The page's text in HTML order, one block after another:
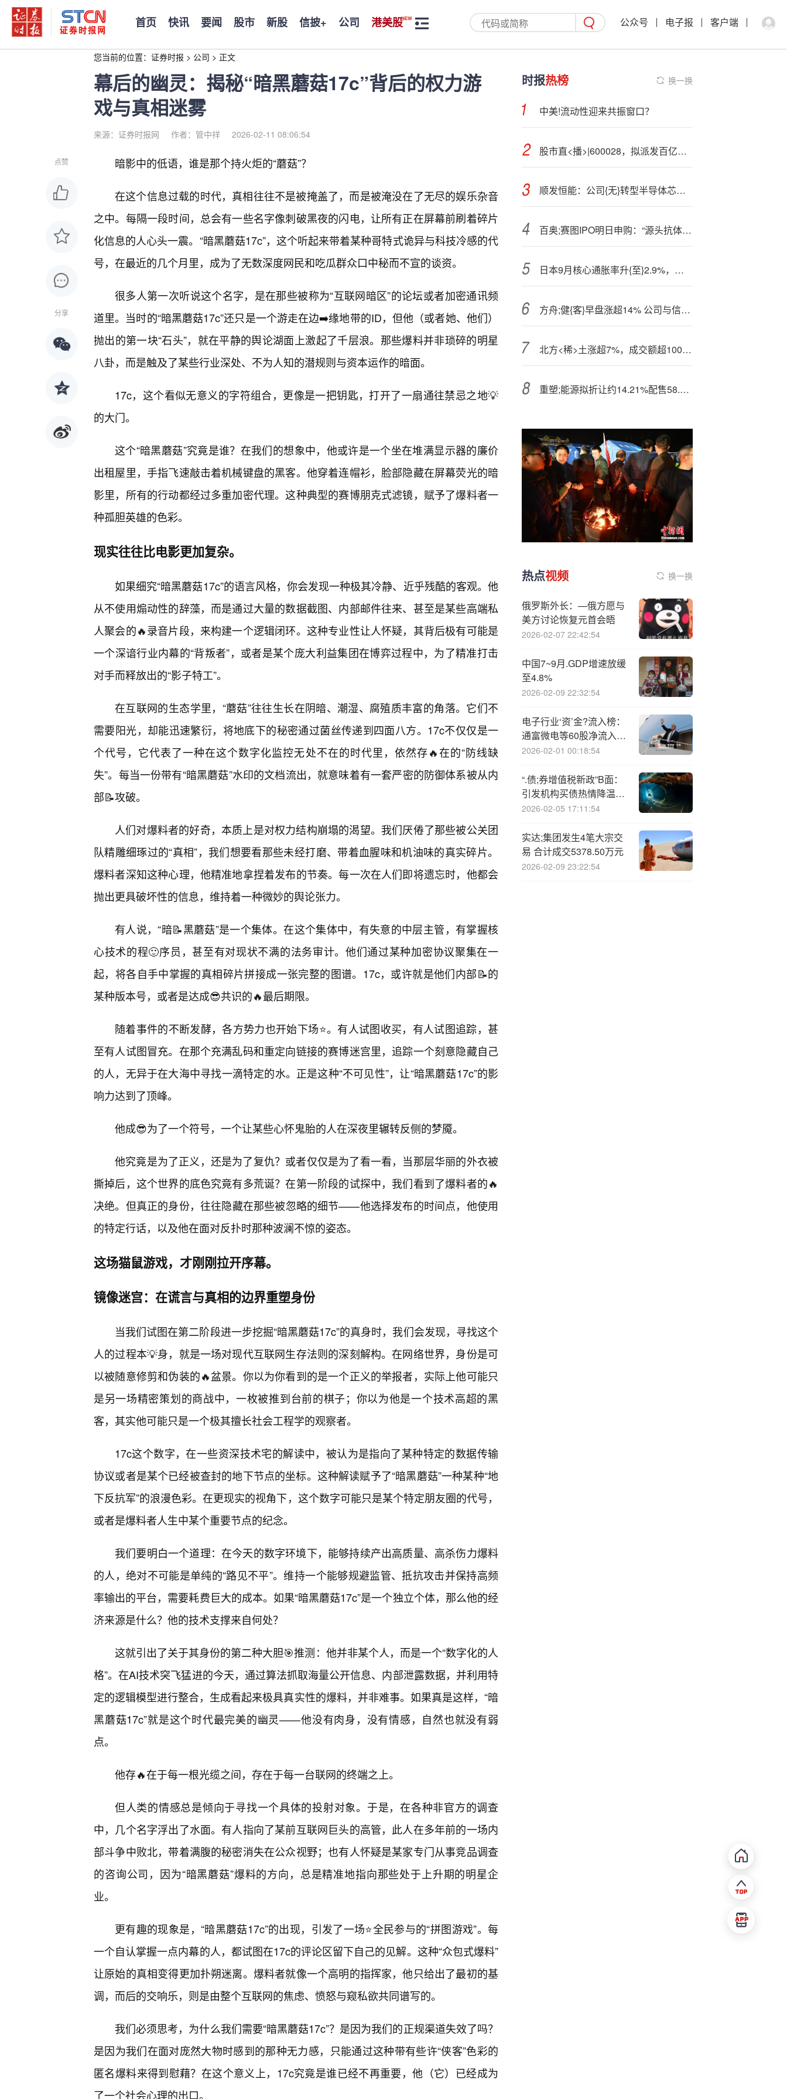
首页 快讯 要闻 股市 新股 信披+ 公司 港美股 公众号 电子报 客户端
您当前的位置： 证券时报 > 公司 > 正文
幕后的幽灵：揭秘“暗黑蘑菇17c”背后的权力游
戏与真相迷雾
来源：证券时报网 作者：管中祥 2026-02-11 08:06:54
点赞
分享
暗影中的低语，谁是那个持火炬的“蘑菇”？
在这个信息过载的时代，真相往往不是被掩盖了，而是被淹没在了无尽的娱乐杂音
之中。每隔一段时间，总会有一些名字像刺破黑夜的闪电，让所有正在屏幕前刷着碎片
化信息的人心头一震。“暗黑蘑菇17c”，这个听起来带着某种哥特式诡异与科技冷感的代
号，在最近的几个月里，成为了无数深度网民和吃瓜群众口中秘而不宣的谈资。
很多人第一次听说这个名字，是在那些被称为“互联网暗区”的论坛或者加密通讯频
道里。当时的“暗黑蘑菇17c”还只是一个游走在边➡️缘地带的ID，但他（或者她、他们）
抛出的第一块“石头”，就在平静的舆论湖面上激起了千层浪。那些爆料并非琐碎的明星
八卦，而是触及了某些行业深处、不为人知的潜规则与资本运作的暗面。
17c，这个看似无意义的字符组合，更像是一把钥匙，打开了一扇通往禁忌之地💡
的大门。
这个“暗黑蘑菇”究竟是谁？在我们的想象中，他或许是一个坐在堆满显示器的廉价
出租屋里，手指飞速敲击着机械键盘的黑客。他穿着连帽衫，脸部隐藏在屏幕荧光的暗
影里，所有的行动都经过多重加密代理。这种典型的赛博朋克式滤镜，赋予了爆料者一
种孤胆英雄的色彩。
现实往往比电影更加复杂。
如果细究“暗黑蘑菇17c”的语言风格，你会发现一种极其冷静、近乎残酷的客观。他
从不使用煽动性的辞藻，而是通过大量的数据截图、内部邮件往来、甚至是某些高端私
人聚会的🔥录音片段，来构建一个逻辑闭环。这种专业性让人怀疑，其背后极有可能是
一个深谙行业内幕的“背叛者”，或者是某个庞大利益集团在博弈过程中，为了精准打击
对手而释放出的“影子特工”。
在互联网的生态学里，“蘑菇”往往生长在阴暗、潮湿、腐殖质丰富的角落。它们不
需要阳光，却能迅速繁衍，将地底下的秘密通过菌丝传递到四面八方。17c不仅仅是一
个代号，它代表了一种在这个数字化监控无处不在的时代里，依然存🔥在的“防线缺
失”。每当一份带有“暗黑蘑菇”水印的文档流出，就意味着有一套严密的防御体系被从内
部📝攻破。
人们对爆料者的好奇，本质上是对权力结构崩塌的渴望。我们厌倦了那些被公关团
队精雕细琢过的“真相”，我们想要看那些未经打磨、带着血腥味和机油味的真实碎片。
爆料者深知这种心理，他精准地拿捏着发布的节奏。每一次在人们即将遗忘时，他都会
抛出更具破坏性的信息，维持着一种微妙的舆论张力。
有人说，“暗📝黑蘑菇”是一个集体。在这个集体中，有失意的中层主管，有掌握核
心技术的程🙂序员，甚至有对现状不满的法务审计。他们通过某种加密协议聚集在一
起，将各自手中掌握的真相碎片拼接成一张完整的图谱。17c，或许就是他们内部📝的
某种版本号，或者是达成😎共识的🔥最后期限。
随着事件的不断发酵，各方势力也开始下场⭐。有人试图收买，有人试图追踪，甚
至有人试图冒充。在那个充满乱码和重定向链接的赛博迷宫里，追踪一个刻意隐藏自己
的人，无异于在大海中寻找一滴特定的水。正是这种“不可见性”，让“暗黑蘑菇17c”的影
响力达到了顶峰。
他成😎为了一个符号，一个让某些心怀鬼胎的人在深夜里辗转反侧的梦魇。
他究竟是为了正义，还是为了复仇？或者仅仅是为了看一看，当那层华丽的外衣被
撕掉后，这个世界的底色究竟有多荒诞？在第一阶段的试探中，我们看到了爆料者的🔥
决绝。但真正的身份，往往隐藏在那些被忽略的细节——他选择发布的时间点，他使用
的特定行话，以及他在面对反扑时那种波澜不惊的姿态。
这场猫鼠游戏，才刚刚拉开序幕。
镜像迷宫：在谎言与真相的边界重塑身份
当我们试图在第二阶段进一步挖掘“暗黑蘑菇17c”的真身时，我们会发现，寻找这个
人的过程本💡身，就是一场对现代互联网生存法则的深刻解构。在网络世界，身份是可
以被随意修剪和伪装的🔥盆景。你以为你看到的是一个正义的举报者，实际上他可能只
是另一场精密策划的商战中，一枚被推到台前的棋子；你以为他是一个技术高超的黑
客，其实他可能只是一个极其擅长社会工程学的观察者。
17c这个数字，在一些资深技术宅的解读中，被认为是指向了某种特定的数据传输
协议或者是某个已经被查封的地下节点的坐标。这种解读赋予了“暗黑蘑菇”一种某种“地
下反抗军”的浪漫色彩。在更现实的视角下，这个数字可能只是某个特定朋友圈的代号，
或者是爆料者人生中某个重要节点的纪念。
我们要明白一个道理：在今天的数字环境下，能够持续产出高质量、高杀伤力爆料
的人，绝对不可能是单纯的“路见不平”。维持一个能够规避监管、抵抗攻击并保持高频
率输出的平台，需要耗费巨大的成本。如果“暗黑蘑菇17c”是一个独立个体，那么他的经
济来源是什么？他的技术支撑来自何处？
这就引出了关于其身份的第二种大胆🎯推测：他并非某个人，而是一个“数字化的人
格”。在AI技术突飞猛进的今天，通过算法抓取海量公开信息、内部泄露数据，并利用特
定的逻辑模型进行整合，生成看起来极具真实性的爆料，并非难事。如果真是这样，“暗
黑蘑菇17c”就是这个时代最完美的幽灵——他没有肉身，没有情感，自然也就没有弱
点。
他存🔥在于每一根光缆之间，存在于每一台联网的终端之上。
但人类的情感总是倾向于寻找一个具体的投射对象。于是，在各种非官方的调查
中，几个名字浮出了水面。有人指向了某前互联网巨头的高管，此人在多年前的一场内
部斗争中败北，带着满腹的秘密消失在公众视野；也有人怀疑是某家专门从事竞品调查
的咨询公司，因为“暗黑蘑菇”爆料的方向，总是精准地指向那些处于上升期的明星企
业。
更有趣的现象是，“暗黑蘑菇17c”的出现，引发了一场⭐全民参与的“拼图游戏”。每
一个自认掌握一点内幕的人，都试图在17c的评论区留下自己的见解。这种“众包式爆料”
让原始的真相变得更加扑朔迷离。爆料者就像一个高明的指挥家，他只给出了最初的基
调，而后的交响乐，则是由整个互联网的焦虑、愤怒与窥私欲共同谱写的。
我们必须思考，为什么我们需要“暗黑蘑菇17c”？是因为我们的正规渠道失效了吗？
是因为我们在面对庞然大物时感到的那种无力感，只能通过这种带有些许“侠客”色彩的
匿名爆料来得到慰藉？在这个意义上，17c究竟是谁已经不再重要，他（它）已经成为
了一个社会心理的出口。
时报热榜 换一换
中美!流动性迎来共振窗口？
股市直<播>|600028，拟派发百亿元大红包，还将大手笔回购
顺发恒能：公司{无}转型半导体芯片计划
百奥;赛图IPO明日申购：“源头抗体分子库+靶点人源化小鼠库”双核心平台，驱动成为全球新药发源地
日本9月核心通胀率升{至}2.9%，支,持近期加息预期
方舟;健{客}早盘涨超14% 公司与信达生物达成战略合作
北方<稀>土涨超7%，成交额超100亿元
重塑;能源拟折让约14.21%配售58.39万H股 净筹约7830万港元
热点视频 换一换
俄罗斯外长：—俄方愿与
美方讨论恢复元首会晤
2026-02-07 22:42:54
中国7~9月.GDP增速放缓
至4.8%
2026-02-09 22:32:54
电子行业‘资’金?流入榜：
通富微电等60股净流入资
金超亿元
2026-02-01 00:18:54
“.债;券增值税新政”B面：
引发机构买债热情降温？
银行债券交易员直言“不
2026-02-05 17:11:54
实达;集团发生4笔大宗交
易 合计成交5378.50万元
2026-02-09 23:22:54